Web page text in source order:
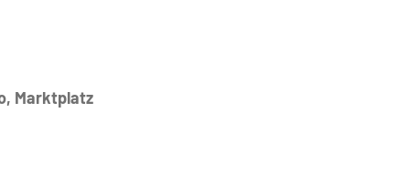
Marktplatz